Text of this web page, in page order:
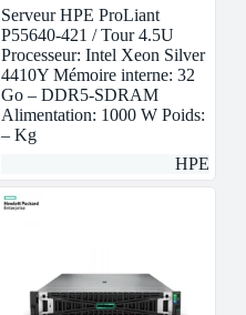
Serveur HPE ProLiant
P55640-421 / Tour 4.5U
Processeur: Intel Xeon Silver
4410Y Mémoire interne: 32
Go – DDR5-SDRAM
Alimentation: 1000 W Poids:
– Kg
HPE